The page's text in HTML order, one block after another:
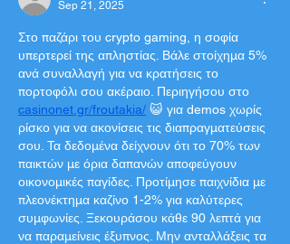
Sep 21, 2025
Στο παζάρι του crypto gaming, η σοφία
υπερτερεί της απληστίας. Βάλε στοίχημα 5%
ανά συναλλαγή για να κρατήσεις το
πορτοφόλι σου ακέραιο. Περιηγήσου στο
casinonet.gr/froutakia/ 😺 για demos χωρίς
ρίσκο για να ακονίσεις τις διαπραγματεύσεις
σου. Τα δεδομένα δείχνουν ότι το 70% των
παικτών με όρια δαπανών αποφεύγουν
οικονομικές παγίδες. Προτίμησε παιχνίδια με
πλεονέκτημα καζίνο 1-2% για καλύτερες
συμφωνίες. Ξεκουράσου κάθε 90 λεπτά για
να παραμείνεις έξυπνος. Μην ανταλλάξεις τα